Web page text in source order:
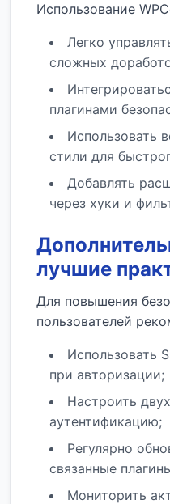
Использование
Легко
сложных
плагинами
Использовать
стили для
Добавлять
через хуки и
лучшие
Для повышения
пользователей
Использовать
при авторизации;
Настроить
аутентификацию;
Регулярно
связанные
Мониторить